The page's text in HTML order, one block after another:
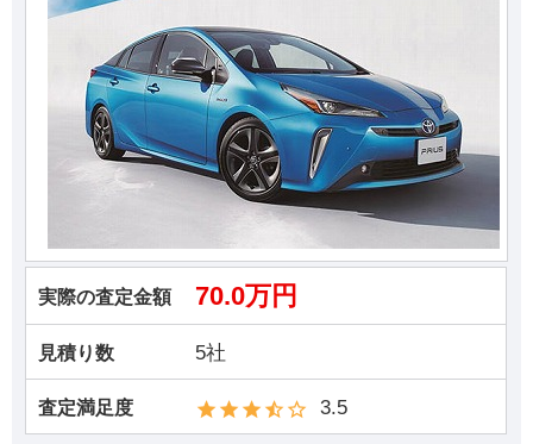
実際の査定金額 70.0万円
見積り数 5社
査定満足度 3.5